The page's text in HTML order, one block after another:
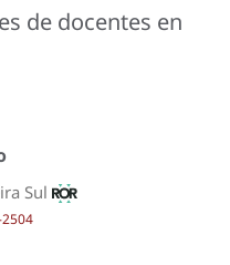
de docentes en
Sul